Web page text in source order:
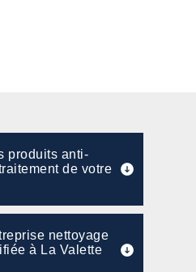
produits anti-
de votre
nettoyage
à La Valette